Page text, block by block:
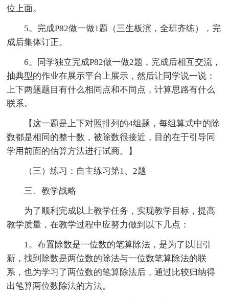
位上面。
5。完成P82做一做1题（三生板演，全班齐练），完
成后集体订正。
6。同学独立完成P82做一做2题，完成后相互交流，
抽典型的作业在展示平台上展示，然后让同学说一说：
上下两题题目有什么相同点和不同点，计算思路有什么
联系。
【这一题是上下对照排列的4组题，每组算式中的除
数都是相同的整十数，被除数很接近，目的在于引导同
学用前面的估算方法进行试商。】
（三）练习：自主练习第1、2题
三、教学战略
为了顺利完成以上教学任务，实现教学目标，提高
教学质量，在教学过程中应努力做到以下几点：
1。布置除数是一位数的笔算除法，是为了以旧引
新，找到除数是两位数的除法与一位数笔算除法的联
系，也为学习了两位数的笔算除法后，通过比较归纳得
出笔算两位数除法的方法。